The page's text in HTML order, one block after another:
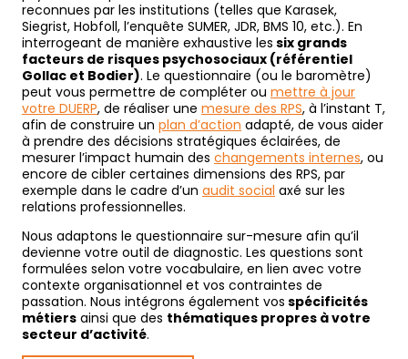
reconnues par les institutions (telles que Karasek,
Siegrist, Hobfoll, l’enquête SUMER, JDR, BMS 10, etc.). En
interrogeant de manière exhaustive les six grands
facteurs de risques psychosociaux (référentiel
Gollac et Bodier). Le questionnaire (ou le baromètre)
peut vous permettre de compléter ou mettre à jour
votre DUERP, de réaliser une mesure des RPS, à l’instant T,
afin de construire un plan d’action adapté, de vous aider
à prendre des décisions stratégiques éclairées, de
mesurer l’impact humain des changements internes, ou
encore de cibler certaines dimensions des RPS, par
exemple dans le cadre d’un audit social axé sur les
relations professionnelles.
Nous adaptons le questionnaire sur-mesure afin qu’il
devienne votre outil de diagnostic. Les questions sont
formulées selon votre vocabulaire, en lien avec votre
contexte organisationnel et vos contraintes de
passation. Nous intégrons également vos spécificités
métiers ainsi que des thématiques propres à votre
secteur d’activité.